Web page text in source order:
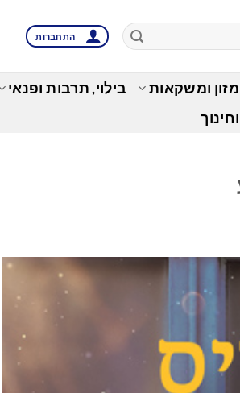
התחברות
מזון ומשקאות בילוי, תרבות ופנאי